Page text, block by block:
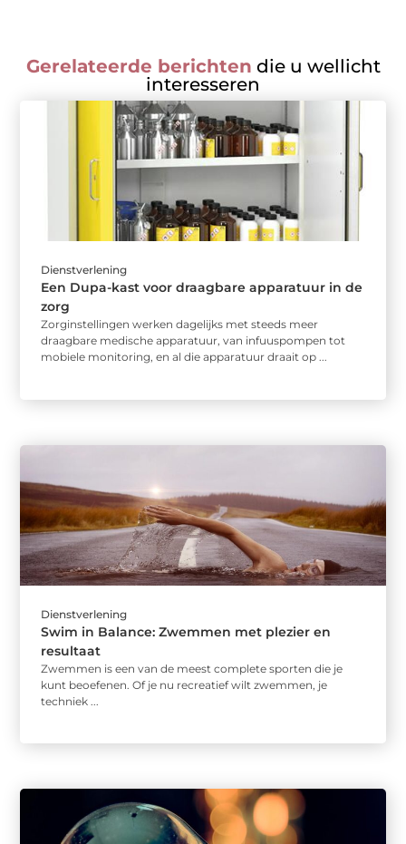
Gerelateerde berichten die u wellicht
interesseren
Dienstverlening
Een Dupa-kast voor draagbare apparatuur in de
zorg
Zorginstellingen werken dagelijks met steeds meer
draagbare medische apparatuur, van infuuspompen tot
mobiele monitoring, en al die apparatuur draait op ...
Dienstverlening
Swim in Balance: Zwemmen met plezier en
resultaat
Zwemmen is een van de meest complete sporten die je
kunt beoefenen. Of je nu recreatief wilt zwemmen, je
techniek ...